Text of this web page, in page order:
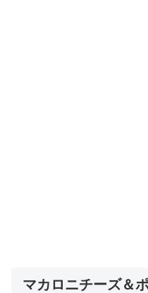
マカロニチーズ＆